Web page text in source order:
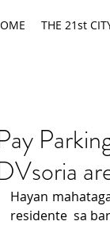
THE 21st
Hayan
residente  sa